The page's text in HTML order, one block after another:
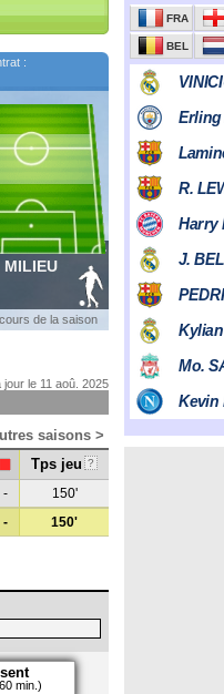
:
MILIEU
de la saison
jour le 11 aoû. 2025
saisons >
Tps jeu ?
-
150'
- 150'
min.)